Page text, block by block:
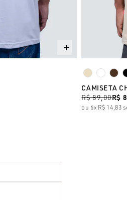
CAMISETA
R$
R$ 89,00
6x R$ 14,83